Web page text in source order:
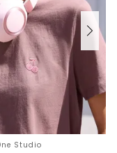
Studio